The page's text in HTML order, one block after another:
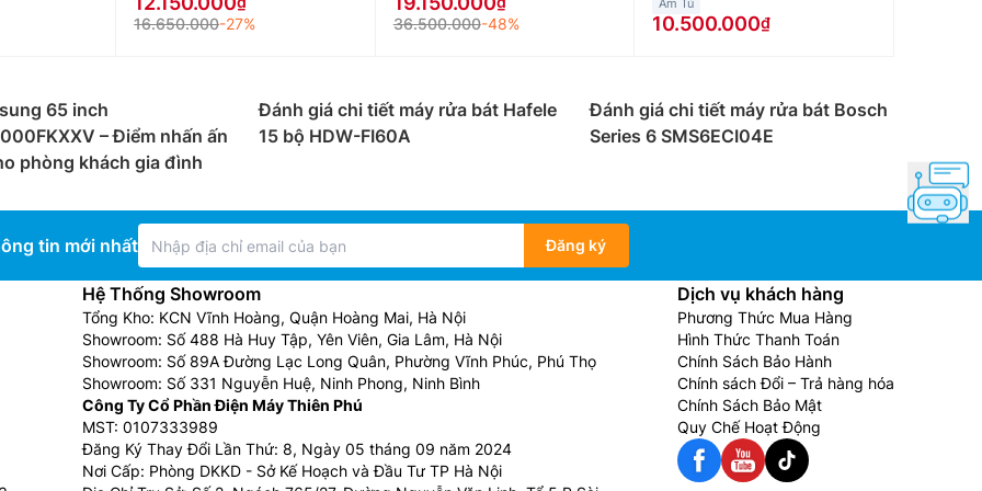
thì xà phòng và nước sẽ làm hư hại đến da tay của bạn. Tuy nhiên, khi rửa bằng máy rửa bát bạn không
tay sẽ luôn mềm mại, khỏe mạnh.
dụng nên giá thành khá cao dao động khoảng từ 6 đến hơn 40 triệu đồng tùy vào dung tích và
có thể coi như một nhược điểm khi người dùng phải sử dụng loại chất tẩy rửa chuyên dụng cho Phụ Kiện
chén bát thông thường. Tuy nhiên giờ đây với thời đại số người dùng có thể dễ dàng mua những loại
có diện tích khá lớn, chiếm nhiều không gian bếp, nhất là với những dòng máy rửa chén dùng được
Kiện Nhà Bếp ở đâu rẻ?
thương hiệu lớn trên thị trường, có đội ngũ tư vấn, kỹ thuật viên lắp đặt chuyên nghiệp, Các sản phẩm
hành chính hãng và theo tiêu chuẩn nhà sản xuất.
với 100% sản phẩm chính hãng
16.650.000-27% 36.500.000-48%
Âm Tủ
10.500.000
65 inch
– Điểm nhấn ấn
phòng khách gia đình
Đánh giá chi tiết máy rửa bát Hafele
15 bộ HDW-FI60A
Đánh giá chi tiết máy rửa bát Bosch
Series 6 SMS6ECI04E
tin mới nhất Đăng ký
Hệ Thống Showroom
Tổng Kho: KCN Vĩnh Hoàng, Quận Hoàng Mai, Hà Nội
Showroom: Số 488 Hà Huy Tập, Yên Viên, Gia Lâm, Hà Nội
Showroom: Số 89A Đường Lạc Long Quân, Phường Vĩnh Phúc, Phú Thọ
Showroom: Số 331 Nguyễn Huệ, Ninh Phong, Ninh Bình
Công Ty Cổ Phần Điện Máy Thiên Phú
MST: 0107333989
Đăng Ký Thay Đổi Lần Thứ: 8, Ngày 05 tháng 09 năm 2024
Nơi Cấp: Phòng DKKD - Sở Kế Hoạch và Đầu Tư TP Hà Nội
Dịch vụ khách hàng
Phương Thức Mua Hàng
Hình Thức Thanh Toán
Chính Sách Bảo Hành
Chính sách Đổi – Trả hàng hóa
Chính Sách Bảo Mật
Quy Chế Hoạt Động